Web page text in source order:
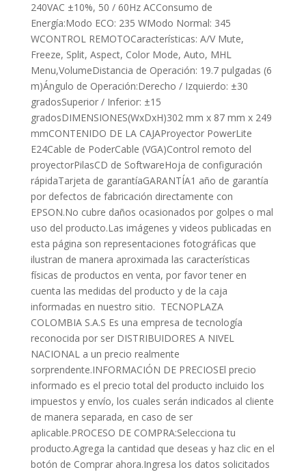
240VAC ±10%, 50 / 60Hz ACConsumo de
Energía:Modo ECO: 235 WModo Normal: 345
WCONTROL REMOTOCaracterísticas: A/V Mute,
Freeze, Split, Aspect, Color Mode, Auto, MHL
Menu,VolumeDistancia de Operación: 19.7 pulgadas (6
m)Ángulo de Operación:Derecho / Izquierdo: ±30
gradosSuperior / Inferior: ±15
gradosDIMENSIONES(WxDxH)302 mm x 87 mm x 249
mmCONTENIDO DE LA CAJAProyector PowerLite
E24Cable de PoderCable (VGA)Control remoto del
proyectorPilasCD de SoftwareHoja de configuración
rápidaTarjeta de garantíaGARANTÍA1 año de garantía
por defectos de fabricación directamente con
EPSON.No cubre daños ocasionados por golpes o mal
uso del producto.Las imágenes y videos publicadas en
esta página son representaciones fotográficas que
ilustran de manera aproximada las características
físicas de productos en venta, por favor tener en
cuenta las medidas del producto y de la caja
informadas en nuestro sitio. TECNOPLAZA
COLOMBIA S.A.S Es una empresa de tecnología
reconocida por ser DISTRIBUIDORES A NIVEL
NACIONAL a un precio realmente
sorprendente.INFORMACIÓN DE PRECIOSEl precio
informado es el precio total del producto incluido los
impuestos y envío, los cuales serán indicados al cliente
de manera separada, en caso de ser
aplicable.PROCESO DE COMPRA:Selecciona tu
producto.Agrega la cantidad que deseas y haz clic en el
botón de Comprar ahora.Ingresa los datos solicitados